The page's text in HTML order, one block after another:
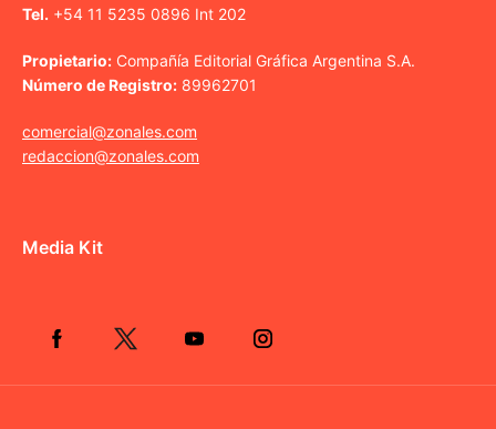
Tel. +54 11 5235 0896 Int 202
Propietario: Compañía Editorial Gráfica Argentina S.A.
Número de Registro: 89962701
comercial@zonales.com
redaccion@zonales.com
Media Kit